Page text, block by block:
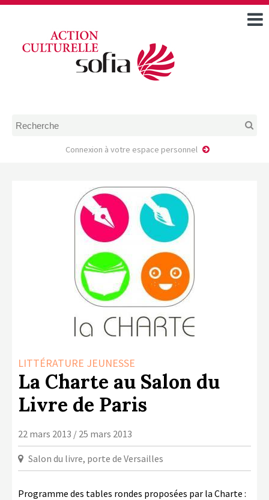
DOSSIERS DE DEMANDE
FAIRE UNE DEMANDE D’AIDE
MODÈLE D’ACCORD DE
PRESTATION
PROJET
LA COPIE PRIVÉE
NUMÉRIQUE
LA CULTURE AVEC LA COPIE
PRIVÉE
CONTACTS
Connexion à votre espace personnel
LITTÉRATURE JEUNESSE
La Charte au Salon du
Livre de Paris
22 mars 2013 / 25 mars 2013
Salon du livre, porte de Versailles
Programme des tables rondes proposées par la Charte :